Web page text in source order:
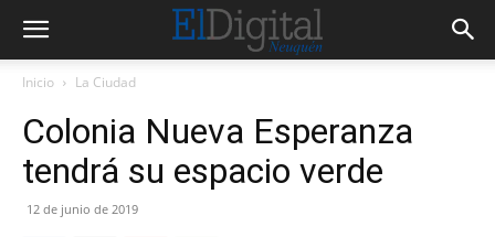
Inicio La Ciudad
Colonia Nueva Esperanza
tendrá su espacio verde
12 de junio de 2019